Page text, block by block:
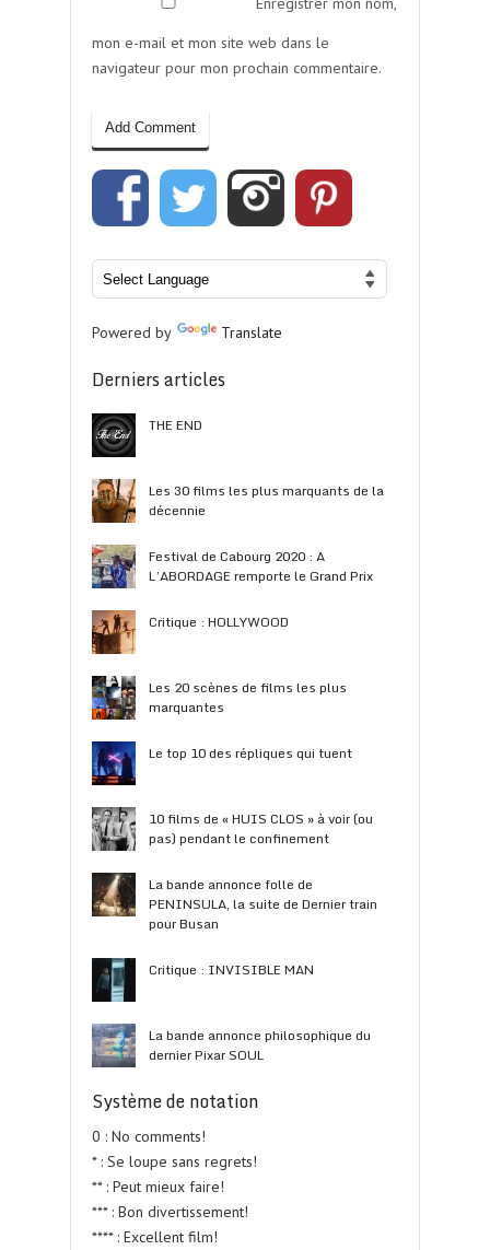
mon e-mail et mon site web dans le
navigateur pour mon prochain commentaire.
Powered by Translate
Derniers articles
THE END
Les 30 films les plus marquants de la
décennie
Festival de Cabourg 2020 : A
L’ABORDAGE remporte le Grand Prix
Critique : HOLLYWOOD
Les 20 scènes de films les plus
marquantes
Le top 10 des répliques qui tuent
10 films de « HUIS CLOS » à voir (ou
pas) pendant le confinement
La bande annonce folle de
PENINSULA, la suite de Dernier train
pour Busan
Critique : INVISIBLE MAN
La bande annonce philosophique du
dernier Pixar SOUL
Système de notation
0 : No comments!
* : Se loupe sans regrets!
** : Peut mieux faire!
*** : Bon divertissement!
**** : Excellent film!